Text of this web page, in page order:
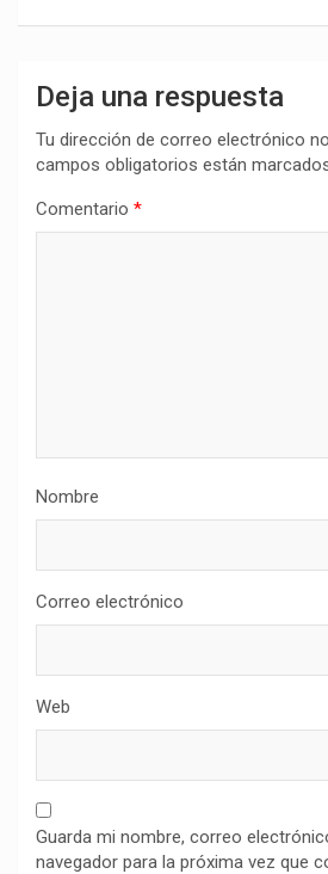
Deja una respuesta
Tu dirección de correo electrónico
campos obligatorios están
Comentario *
Nombre
Correo electrónico
Web
Guarda mi nombre, correo
navegador para la próxima vez que